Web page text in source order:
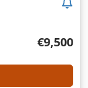
€9,500